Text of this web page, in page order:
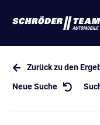
Zurück zu den
Neue Suche